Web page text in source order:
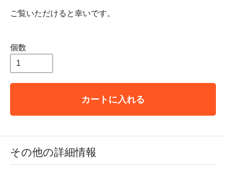
ご覧いただけると幸いです。
個数
カートに入れる
その他の詳細情報